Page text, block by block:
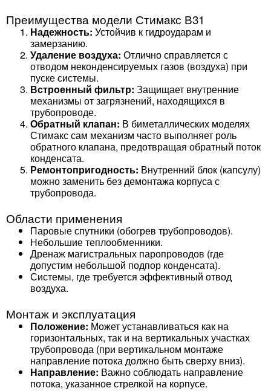
Преимущества модели Стимакс В31
Надежность: Устойчив к гидроударам и
замерзанию.
Удаление воздуха: Отлично справляется с
отводом неконденсируемых газов (воздуха) при
пуске системы.
Встроенный фильтр: Защищает внутренние
механизмы от загрязнений, находящихся в
трубопроводе.
Обратный клапан: В биметаллических моделях
Стимакс сам механизм часто выполняет роль
обратного клапана, предотвращая обратный поток
конденсата.
Ремонтопригодность: Внутренний блок (капсулу)
можно заменить без демонтажа корпуса с
трубопровода.
Области применения
Паровые спутники (обогрев трубопроводов).
Небольшие теплообменники.
Дренаж магистральных паропроводов (где
допустим небольшой подпор конденсата).
Системы, где требуется эффективный отвод
воздуха.
Монтаж и эксплуатация
Положение: Может устанавливаться как на
горизонтальных, так и на вертикальных участках
трубопровода (при вертикальном монтаже
направление потока должно быть сверху вниз).
Направление: Важно соблюдать направление
потока, указанное стрелкой на корпусе.